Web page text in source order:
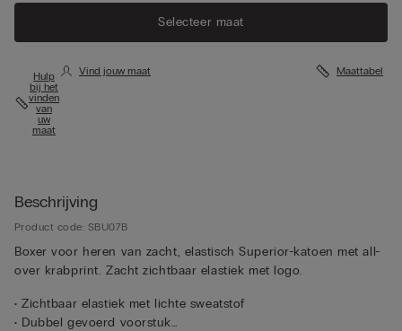
Selecteer maat
Hulp
bij het
vinden
van
uw
maat
Vind jouw maat Maattabel
Beschrijving
Product code: SBU07B
Boxer voor heren van zacht, elastisch Superior-katoen met all-
over krabprint. Zacht zichtbaar elastiek met logo.
• Zichtbaar elastiek met lichte sweatstof
• Dubbel gevoerd voorstuk